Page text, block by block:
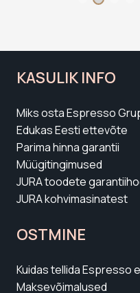
KASULIK INFO
Miks osta Espresso
Edukas Eesti ettevõte
Parima hinna garantii
Müügitingimused
JURA toodete
JURA kohvimasinatest
OSTMINE
Kuidas tellida Espresso
Maksevõimalused